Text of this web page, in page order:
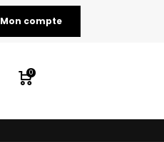
Mon compte
0